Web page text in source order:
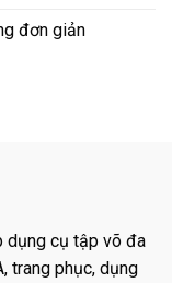
đơn giản
dụng cụ tập võ đa
trang phục, dụng